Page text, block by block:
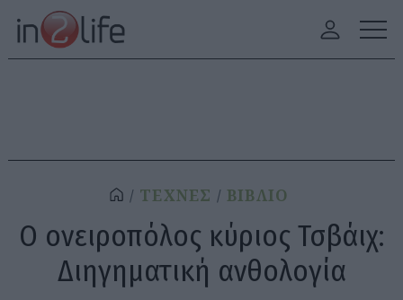
ΤΕΧΝΕΣ ΒΙΒΛΙΟ
Ο ονειροπόλος κύριος Τσβάιχ:
Διηγηματική ανθολογία